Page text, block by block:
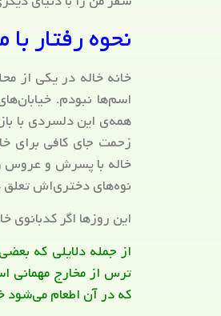
نحوه رفتار با
خانه خاله در یکی از
اسم‌ها نبودم.
همه‌ی این دلسردی با
زحمت جای کافی برای
خاله با پسرش و عروس
نوه‌های دختری‌اش
این روزها اگر کدبانوی
از جمله دلایلی که
ترس از مخارج مهمانی
که در آن اطعام می‌شود